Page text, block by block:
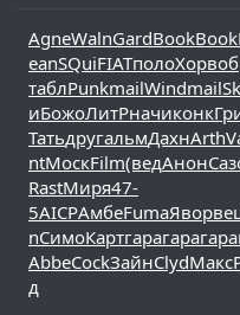
AgneWalnGardBookBook
eanSQuiFIATполоХорв
таблPunkmailWindmail
иБожоЛитРначиконк
ТатьдругальмДахнArth
ntМоскFilm(ведАнон
RastМиря47-
5AICPАмбеFumaЯвор
nСимоКартгарагарагара
AbbeCockЗайнClydМакс
д